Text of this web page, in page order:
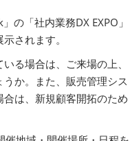
の「社内業務DX EXPO」
されます。
る場合は、ご来場の上、
か。また、販売管理シス
は、新規顧客開拓のため